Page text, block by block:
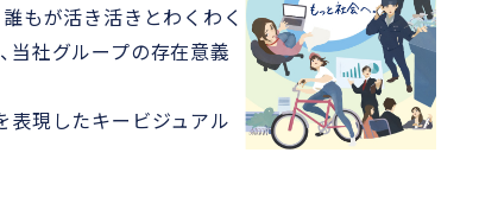
もが活き活きとわくわく
当社グループの存在意義
表現したキービジュアル